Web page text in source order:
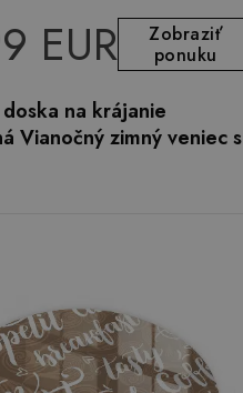
EUR
Zobraziť
ponuku
na krájanie
Vianočný zimný veniec s